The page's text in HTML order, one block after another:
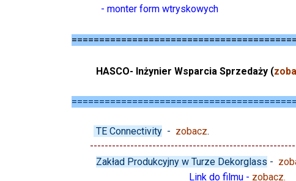
- monter form wtryskowych
HASCO- Inżynier Wsparcia Sprzedaży (
TE Connectivity - zobacz.
Zakład Produkcyjny w Turze Dekorglass -
Link do filmu - zobacz.